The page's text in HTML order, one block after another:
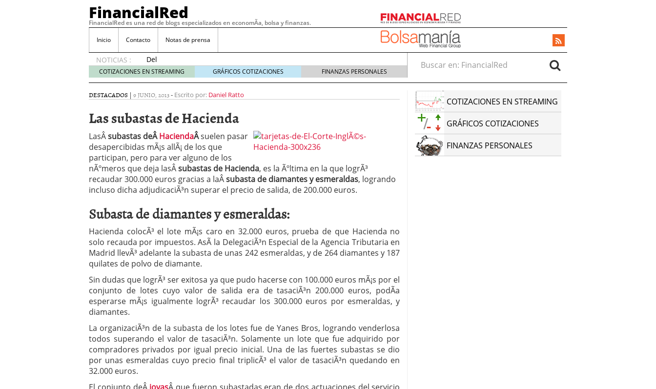
FinancialRed
FinancialRed es una red de blogs especializados en economÃ­a, bolsa y finanzas.
Inicio Contacto Notas de prensa
NOTICIAS :
Del
depósito
a la
cómo
cambiando
gestión
del
ahorro
en
España
05/08/2026
Seguros de convenio en pymes: la obligación que muchas empresas
descubren cuando ya es demasiado tarde
ReseÃ±a de SIFX: Lo Que Deben Saber los Traders Mexicanos Antes de
Operar
29/06/2026
Crear empresa online vs proceso tradicional: ventajas reales para pymes
29/05/2026
CÃ³mo afrontar una baja mÃ©dica cuando trabajas por cuenta propia
26/05/2026
COTIZACIONES EN STREAMING GRÁFICOS COTIZACIONES FINANZAS PERSONALES
Buscar en:
DESTACADOS | 9 JUNIO, 2013- Escrito por: Daniel Ratto
Las subastas de Hacienda
LasÂsubastas deÂHaciendaÂsuelen pasar
desapercibidas mÃ¡s allÃ¡ de los que
participan, pero para ver alguno de los
nÃºmeros que deja lasÂsubastas de Hacienda, es la Ãºltima en la que logrÃ³
recaudar 300.000 euros gracias a laÂsubasta de diamantes y esmeraldas, logrando
incluso dicha adjudicaciÃ³n superar el precio de salida, de 200.000 euros.
Subasta de diamantes y esmeraldas:
Hacienda colocÃ³ el lote mÃ¡s caro en 32.000 euros, prueba de que Hacienda no
solo recauda por impuestos. AsÃ­ la DelegaciÃ³n Especial de la Agencia Tributaria en
Madrid llevÃ³ adelante la subasta de unas 242 esmeraldas, y de 264 diamantes y 187
quilates de polvo de diamante.
Sin dudas que logrÃ³ ser exitosa ya que pudo hacerse con 100.000 euros mÃ¡s por el
conjunto de lotes cuyo valor de salida era de tasaciÃ³n 200.000 euros, podÃ­a
esperarse mÃ¡s igualmente logrÃ³ recaudar los 300.000 euros por esmeraldas, y
diamantes.
La organizaciÃ³n de la subasta de los lotes fue de Yanes Bros, logrando venderlosa
todos superando el valor de tasaciÃ³n. Solamente un lote que fue adquirido por
compradores privados por igual precio inicial. Una de las fuertes subastas se dio
por unas esmeraldas cuyo precio final triplicÃ³ el valor de tasaciÃ³n quedando en
32.000 euros.
COTIZACIONES EN STREAMING
GRÁFICOS COTIZACIONES
FINANZAS PERSONALES